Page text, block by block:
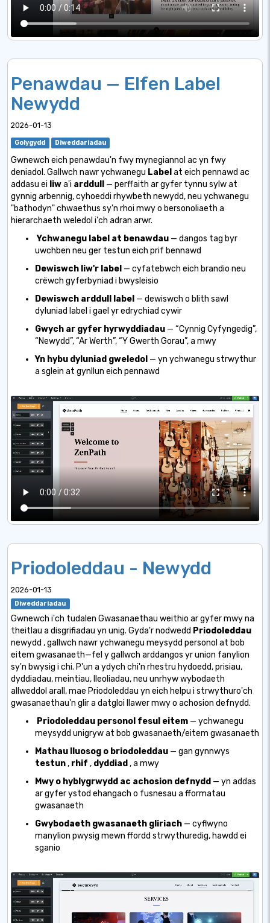
Penawdau — Elfen Label
Newydd
2026-01-13
Golygydd Diweddariadau
Gwnewch eich penawdau'n fwy mynegiannol ac yn fwy
deniadol. Gallwch nawr ychwanegu Label at eich pennawd ac
addasu ei liwa'i arddull
— perffaith ar gyfer tynnu sylw at
gynnig arbennig, cyhoeddi rhywbeth newydd, neu ychwanegu
"bathodyn" chwaethus sy'n rhoi mwy o bersonoliaeth a
hierarchaeth weledol i'ch adran arwr.
Ychwanegu label at benawdau — dangos tag byr
uwchben neu ger testun eich prif bennawd
Dewiswch liw'r label — cyfatebwch eich brandio neu
crëwch gyferbyniad i bwysleisio
Dewiswch arddull label — dewiswch o blith sawl
dyluniad label i gael yr edrychiad cywir
Gwych ar gyfer hyrwyddiadau — “Cynnig Cyfyngedig”,
“Newydd”, “Ar Werth”, “Y Gwerth Gorau”, a mwy
Yn hybu dyluniad gweledol — yn ychwanegu strwythur
a sglein at gynllun eich pennawd
Priodoleddau - Newydd
2026-01-13
Diweddariadau
Gwnewch i'ch tudalen Gwasanaethau weithio ar gyfer mwy na
theitlau a disgrifiadau yn unig. Gyda'rnodwedd Priodoleddau
newydd , gallwch nawr ychwanegu meysydd personol at bob
eitem gwasanaeth—fel y gallwch arddangos yr union fanylion
sy'n bwysig i chi. P'un a ydych chi'n rhestru hydoedd, prisiau,
dyddiadau, meintiau, lleoliadau, neu unrhyw wybodaeth
allweddol arall, mae Priodoleddau yn eich helpu i strwythuro'ch
gwasanaethau'n glir a datgloi llawer mwy o achosion defnydd.
Priodoleddau personol fesul eitem — ychwanegu
meysydd unigryw at bob gwasanaeth/eitem gwasanaeth
Mathau lluosog o briodoleddau — gan gynnwys
testun, rhif , dyddiad , a mwy
Mwy o hyblygrwydd ac achosion defnydd — yn addas
ar gyfer ystod ehangach o fusnesau a fformatau
gwasanaeth
Gwybodaeth gwasanaeth gliriach — cyflwyno
manylion pwysig mewn ffordd strwythuredig, hawdd ei
sganio